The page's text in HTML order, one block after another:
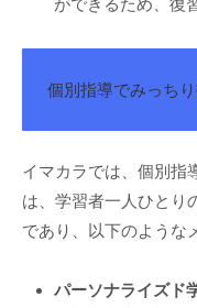
ができるため、復
個別指導でみっち
イマカラでは、個別指
は、学習者一人ひとり
であり、以下のような
パーソナライズド